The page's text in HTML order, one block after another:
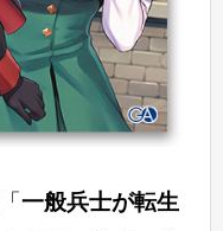
一般兵士が転生